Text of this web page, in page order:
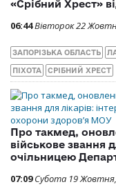
«Срібний Хрест»
06:44Вівторок 22
ЗАПОРІЗЬКА ОБЛАСТЬ
ПІХОТА СРІБНИЙ ХРЕСТ
Про такмед,
військове звання
очільницею
07:09 Субота 19